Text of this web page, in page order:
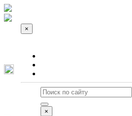
×
×